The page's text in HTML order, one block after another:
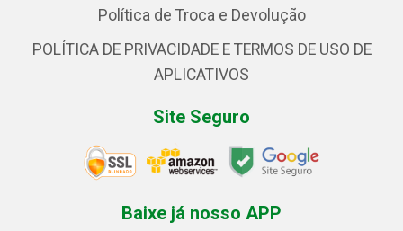
Política de Troca e Devolução
POLÍTICA DE PRIVACIDADE E TERMOS DE USO DE
APLICATIVOS
Site Seguro
Baixe já nosso APP